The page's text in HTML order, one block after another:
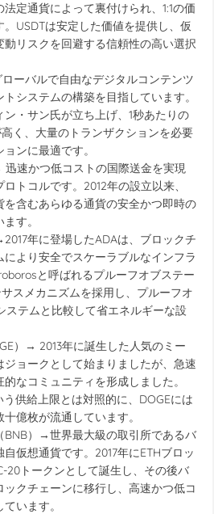
定通貨によって裏付けられ、1:1の価
USDTは安定した価値を提供し、仮
リスクを回避する信頼性の高い選択
ーバルで自由なデジタルコンテンツ
システムの構築を目指しています。
ン・サン氏が立ち上げ、1秒あたりの
く、大量のトランザクションを必要
ンに最適です。
迅速かつ低コストの国際送金を実現
トコルです。2012年の設立以来、
を含むあらゆる通貨の安全かつ即時の
す。
年に登場したADAは、ブロックチ
により安全でスケーラブルなインフラ
と呼ばれるプルーフオブステー
スメカニズムを採用し、プルーフオ
ステムと比較して省エネルギーな設
）→ 2013年に誕生した人気のミー
ジョークとして始まりましたが、急速
なコミュニティを形成しました。
う供給上限とは対照的に、DOGEには
億枚が流通しています。
BNB）→世界最大級の取引所であるバ
仮想通貨です。2017年にETHブロッ
20トークンとして誕生し、その後バ
ックチェーンに移行し、高速かつ低コ
います。